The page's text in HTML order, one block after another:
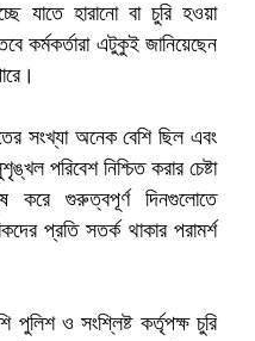
যাতে হারানো বা চুরি হওয়া
কর্মকর্তারা এটুকুই জানিয়েছেন
সংখ্যা অনেক বেশি ছিল এবং
পরিবেশ নিশ্চিত করার চেষ্টা
করে গুরুত্বপূর্ণ দিনগুলোতে
প্রতি সতর্ক থাকার পরামর্শ
পুলিশ ও সংশ্লিষ্ট কর্তৃপক্ষ চুরি